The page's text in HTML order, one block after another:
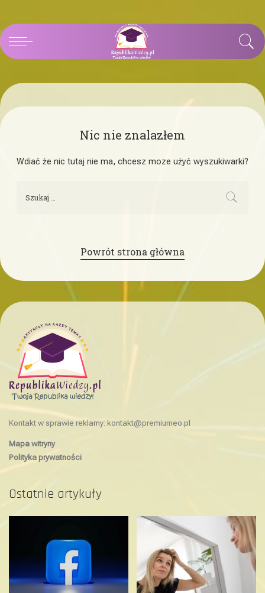
Nic nie znalazłem
Wdiać że nic tutaj nie ma, chcesz moze użyć wyszukiwarki?
Powrót strona główna
Kontakt w sprawie reklamy: kontakt@premiumeo.pl
Mapa witryny
Polityka prywatności
Ostatnie artykuły